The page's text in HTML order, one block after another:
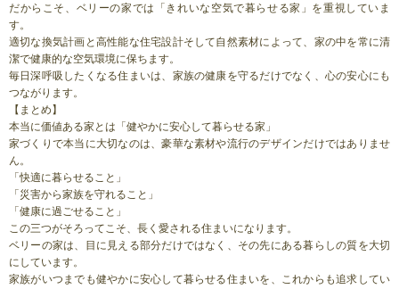
だからこそ、ベリーの家では「きれいな空気で暮らせる家」を重視していま
す。
適切な換気計画と高性能な住宅設計そして自然素材によって、家の中を常に清
潔で健康的な空気環境に保ちます。
毎日深呼吸したくなる住まいは、家族の健康を守るだけでなく、心の安心にも
つながります。
【まとめ】
本当に価値ある家とは「健やかに安心して暮らせる家」
家づくりで本当に大切なのは、豪華な素材や流行のデザインだけではありませ
ん。
「快適に暮らせること」
「災害から家族を守れること」
「健康に過ごせること」
この三つがそろってこそ、長く愛される住まいになります。
ベリーの家は、目に見える部分だけではなく、その先にある暮らしの質を大切
にしています。
家族がいつまでも健やかに安心して暮らせる住まいを、これからも追求してい